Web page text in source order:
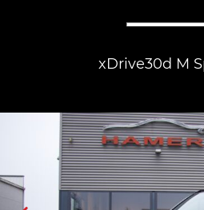
xDrive30d M